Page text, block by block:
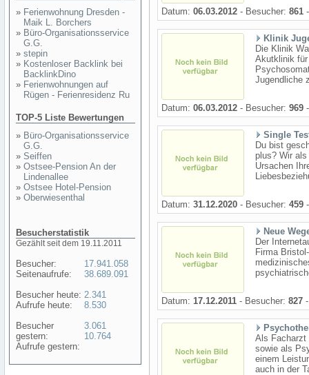
» Ferienwohnung Dresden -
Maik L. Borchers
» Büro-Organisationsservice
G.G.
» stepin
» Kostenloser Backlink bei
BacklinkDino
» Ferienwohnungen auf
Rügen - Ferienresidenz Ru
TOP-5 Liste Bewertungen
» Büro-Organisationsservice
G.G.
» Seiffen
» Ostsee-Pension An der
Lindenallee
» Ostsee Hotel-Pension
» Oberwiesenthal
Besucherstatistik
Gezählt seit dem 19.11.2011
Besucher:
Seitenaufrufe:
Besucher heute:
Aufrufe heute:
Besucher
gestern:
Aufrufe gestern:
17.941.058
38.689.091
2.341
8.530
3.061
10.764
Datum: 06.03.2012 - Besucher: 861
Klinik
Die Klinik
Akutklinik
Jugendliche
Datum: 06.03.2012 - Besucher: 969
Single
Du bist
plus? Wir
Ursachen
Datum: 31.12.2020 - Besucher: 459
Neue
Der
Firma
Datum: 17.12.2011 - Besucher: 827
Als Facharzt
sowie als
einem
auch in der